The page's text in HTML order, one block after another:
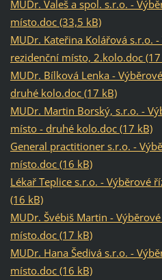
MUDr. Valeš a spol. s.r.o. -
místo.doc (33,5 kB)
MUDr. Kateřina Kolářová s.r.o.
rezidenční místo, 2.kolo.doc
MUDr. Bílková Lenka -
druhé kolo.doc (17 kB)
MUDr. Martin Borský, s.r.o. -
místo - druhé kolo.doc (17 kB)
General practitioner s.r.o. -
místo.doc (16 kB)
Lékař Teplice s.r.o. - Výběrové
(16 kB)
MUDr. Švébiš Martin -
místo.doc (17 kB)
MUDr. Hana Šedivá s.r.o. -
místo.doc (16 kB)